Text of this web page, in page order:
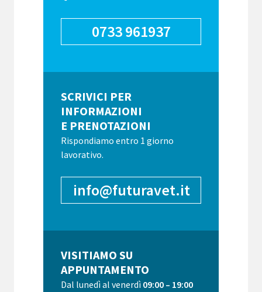
0733 961937
SCRIVICI PER
INFORMAZIONI
E PRENOTAZIONI
Rispondiamo entro 1 giorno
lavorativo.
info@futuravet.it
VISITIAMO SU
APPUNTAMENTO
Dal lunedì al venerdì 09:00 – 19:00